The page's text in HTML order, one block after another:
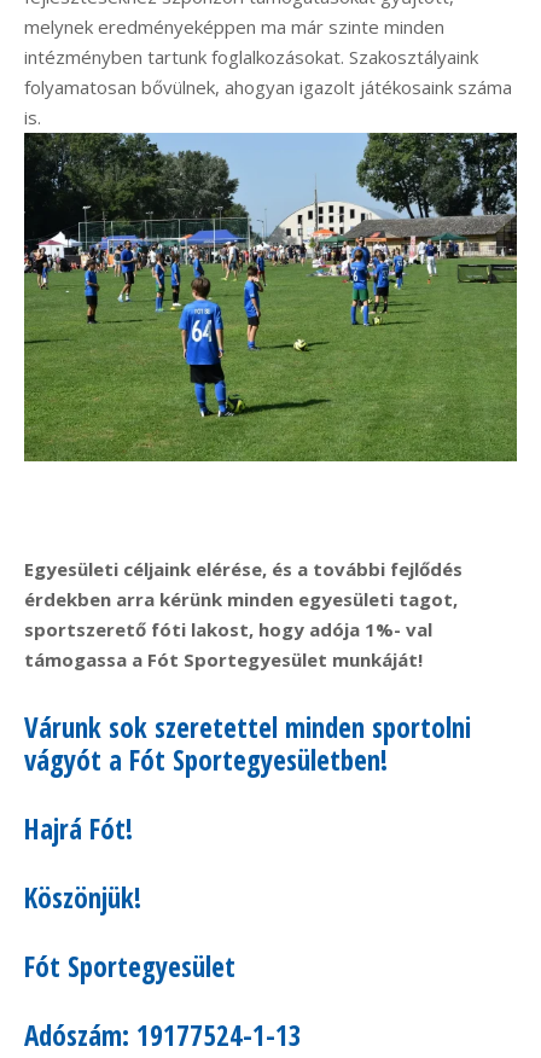
melynek eredményeképpen ma már szinte minden
intézményben tartunk foglalkozásokat. Szakosztályaink
folyamatosan bővülnek, ahogyan igazolt játékosaink száma
is.
Egyesületi céljaink elérése, és a további fejlődés
érdekben arra kérünk minden egyesületi tagot,
sportszerető fóti lakost, hogy adója 1%- val
támogassa a Fót Sportegyesület munkáját!
Várunk sok szeretettel minden sportolni
vágyót a Fót Sportegyesületben!
Hajrá Fót!
Köszönjük!
Fót Sportegyesület
Adószám: 19177524-1-13